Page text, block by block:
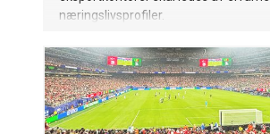
næringslivsprofiler.